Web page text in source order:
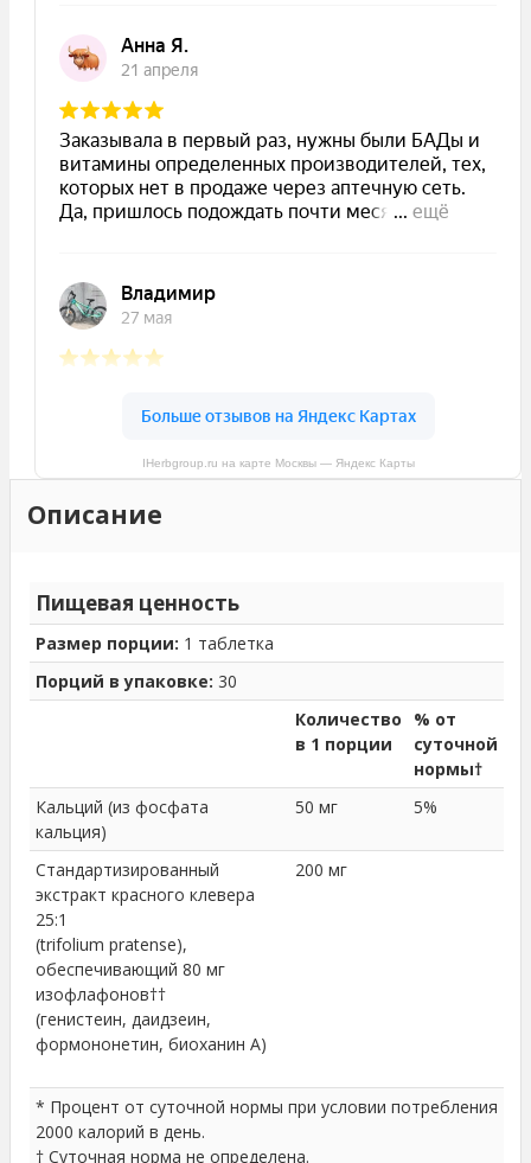
IHerbgroup.ru на карте Москвы — Яндекс Карты
Описание
Пищевая ценность
Размер порции: 1 таблетка
Порций в упаковке: 30
Количество
в 1 порции
% от
суточной
нормы†
Кальций (из фосфата
кальция)
50 мг 5%
Стандартизированный
экстракт красного клевера
25:1
(trifolium pratense),
обеспечивающий 80 мг
изофлафонов††
(генистеин, даидзеин,
формононетин, биоханин A)
200 мг
* Процент от суточной нормы при условии потребления
2000 калорий в день.
† Суточная норма не определена.